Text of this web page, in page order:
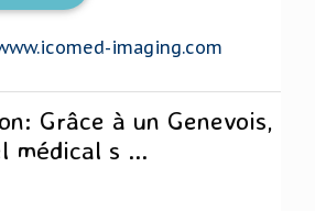
imaging.com
Grâce à un Genevois,
médical s ...